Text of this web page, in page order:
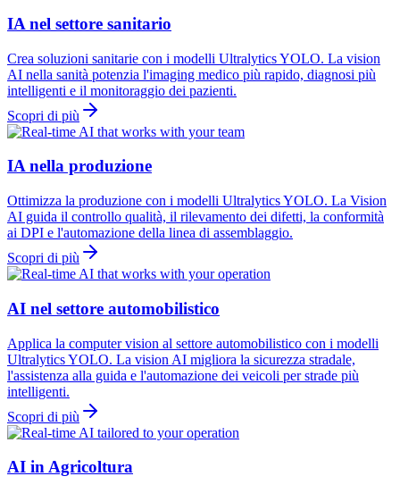
IA nel settore sanitario
Crea soluzioni sanitarie con i modelli Ultralytics YOLO. La vision
AI nella sanità potenzia l'imaging medico più rapido, diagnosi più
intelligenti e il monitoraggio dei pazienti.
Scopri di più
IA nella produzione
Ottimizza la produzione con i modelli Ultralytics YOLO. La Vision
AI guida il controllo qualità, il rilevamento dei difetti, la conformità
ai DPI e l'automazione della linea di assemblaggio.
Scopri di più
AI nel settore automobilistico
Applica la computer vision al settore automobilistico con i modelli
Ultralytics YOLO. La vision AI migliora la sicurezza stradale,
l'assistenza alla guida e l'automazione dei veicoli per strade più
intelligenti.
Scopri di più
AI in Agricoltura